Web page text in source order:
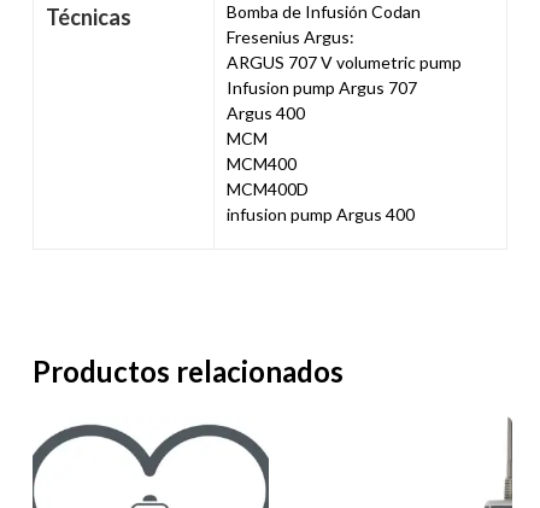
Técnicas
Bomba de Infusión Codan
Fresenius Argus:
ARGUS 707 V volumetric pump
Infusion pump Argus 707
Argus 400
MCM
MCM400
MCM400D
infusion pump Argus 400
Productos relacionados